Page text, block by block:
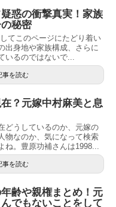
惑の衝撃真実！家族
秘密
てこのページにたどり着い
出身地や家族構成、さらに
いるのではないで...
事を読む
？元嫁中村麻美と息
どうしているのか、元嫁の
物なのか、気になって検索
ね。豊原功補さんは1998...
事を読む
齢や親権まとめ！元
でもないことをして